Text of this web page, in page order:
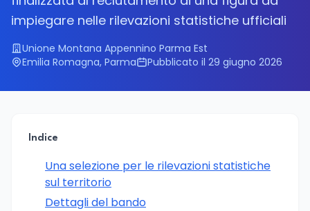
impiegare nelle rilevazioni statistiche ufficiali
Unione Montana Appennino Parma Est
Emilia Romagna, Parma
Pubblicato il 29 giugno 2026
Indice
Una selezione per le rilevazioni statistiche
sul territorio
Dettagli del bando